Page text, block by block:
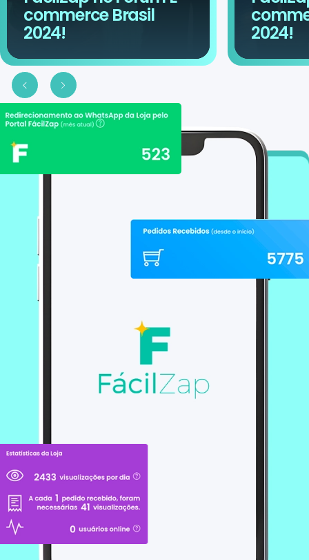
commerce Brasil
2024! 2024!
Slide anteriorProximo slide